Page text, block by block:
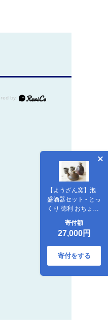
【ようざん窯】泡
盛酒器セット - とっ
くり 徳利 おちょこ
縄陶器 酒器 酒器セ
ット 4点セット 食
器 ペア 泡盛 おすす
め 沖縄県 八重瀬町
寄付額
27,000円
寄付をする